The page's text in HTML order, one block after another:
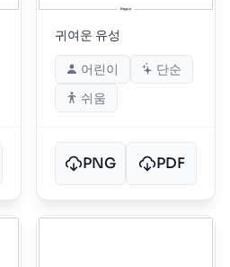
귀여운 유성
어린이
단순
쉬움
PNG PDF